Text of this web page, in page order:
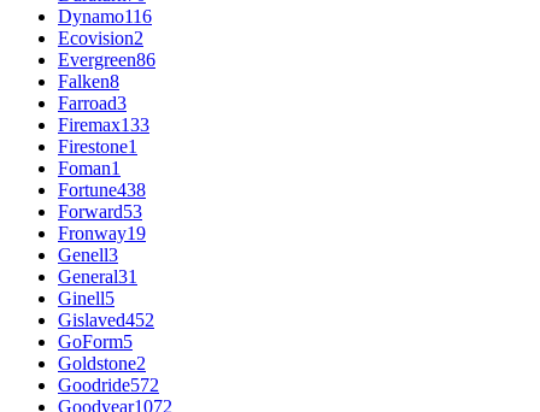
Dynamo116
Ecovision2
Evergreen86
Falken8
Farroad3
Firemax133
Firestone1
Foman1
Fortune438
Forward53
Fronway19
Genell3
General31
Ginell5
Gislaved452
GoForm5
Goldstone2
Goodride572
Goodyear1072